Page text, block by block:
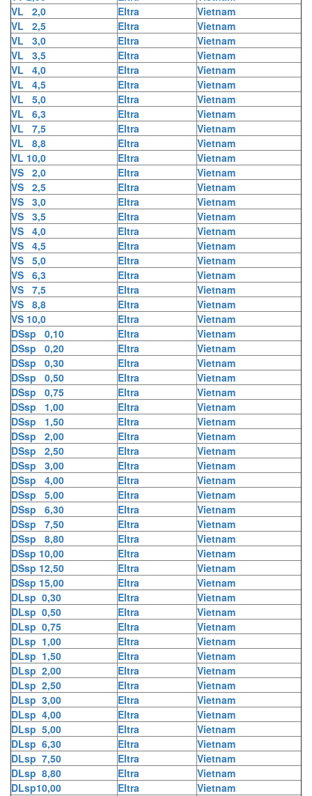
VL 2,0
Eltra
Vietnam
VL 2,5
Eltra
Vietnam
VL 3,0
Eltra
Vietnam
VL 3,5
Eltra
Vietnam
VL 4,0
Eltra
Vietnam
VL 4,5
Eltra
Vietnam
VL 5,0
Eltra
Vietnam
VL 6,3
Eltra
Vietnam
VL 7,5
Eltra
Vietnam
VL 8,8
Eltra
Vietnam
VL 10,0
Eltra
Vietnam
VS 2,0
Eltra
Vietnam
VS 2,5
Eltra
Vietnam
VS 3,0
Eltra
Vietnam
VS 3,5
Eltra
Vietnam
VS 4,0
Eltra
Vietnam
VS 4,5
Eltra
Vietnam
VS 5,0
Eltra
Vietnam
VS 6,3
Eltra
Vietnam
VS 7,5
Eltra
Vietnam
VS 8,8
Eltra
Vietnam
VS 10,0
Eltra
Vietnam
DSsp 0,10
Eltra
Vietnam
DSsp 0,20
Eltra
Vietnam
DSsp 0,30
Eltra
Vietnam
DSsp 0,50
Eltra
Vietnam
DSsp 0,75
Eltra
Vietnam
DSsp 1,00
Eltra
Vietnam
DSsp 1,50
Eltra
Vietnam
DSsp 2,00
Eltra
Vietnam
DSsp 2,50
Eltra
Vietnam
DSsp 3,00
Eltra
Vietnam
DSsp 4,00
Eltra
Vietnam
DSsp 5,00
Eltra
Vietnam
DSsp 6,30
Eltra
Vietnam
DSsp 7,50
Eltra
Vietnam
DSsp 8,80
Eltra
Vietnam
DSsp 10,00
Eltra
Vietnam
DSsp 12,50
Eltra
Vietnam
DSsp 15,00
Eltra
Vietnam
DLsp 0,30
Eltra
Vietnam
DLsp 0,50
Eltra
Vietnam
DLsp 0,75
Eltra
Vietnam
DLsp 1,00
Eltra
Vietnam
DLsp 1,50
Eltra
Vietnam
DLsp 2,00
Eltra
Vietnam
DLsp 2,50
Eltra
Vietnam
DLsp 3,00
Eltra
Vietnam
DLsp 4,00
Eltra
Vietnam
DLsp 5,00
Eltra
Vietnam
DLsp 6,30
Eltra
Vietnam
DLsp 7,50
Eltra
Vietnam
DLsp 8,80
Eltra
Vietnam
DLsp10,00
Eltra
Vietnam